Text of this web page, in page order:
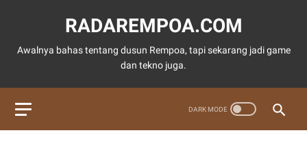
RADAREMPOA.COM
Awalnya bahas tentang dusun Rempoa, tapi sekarang jadi game
dan tekno juga.